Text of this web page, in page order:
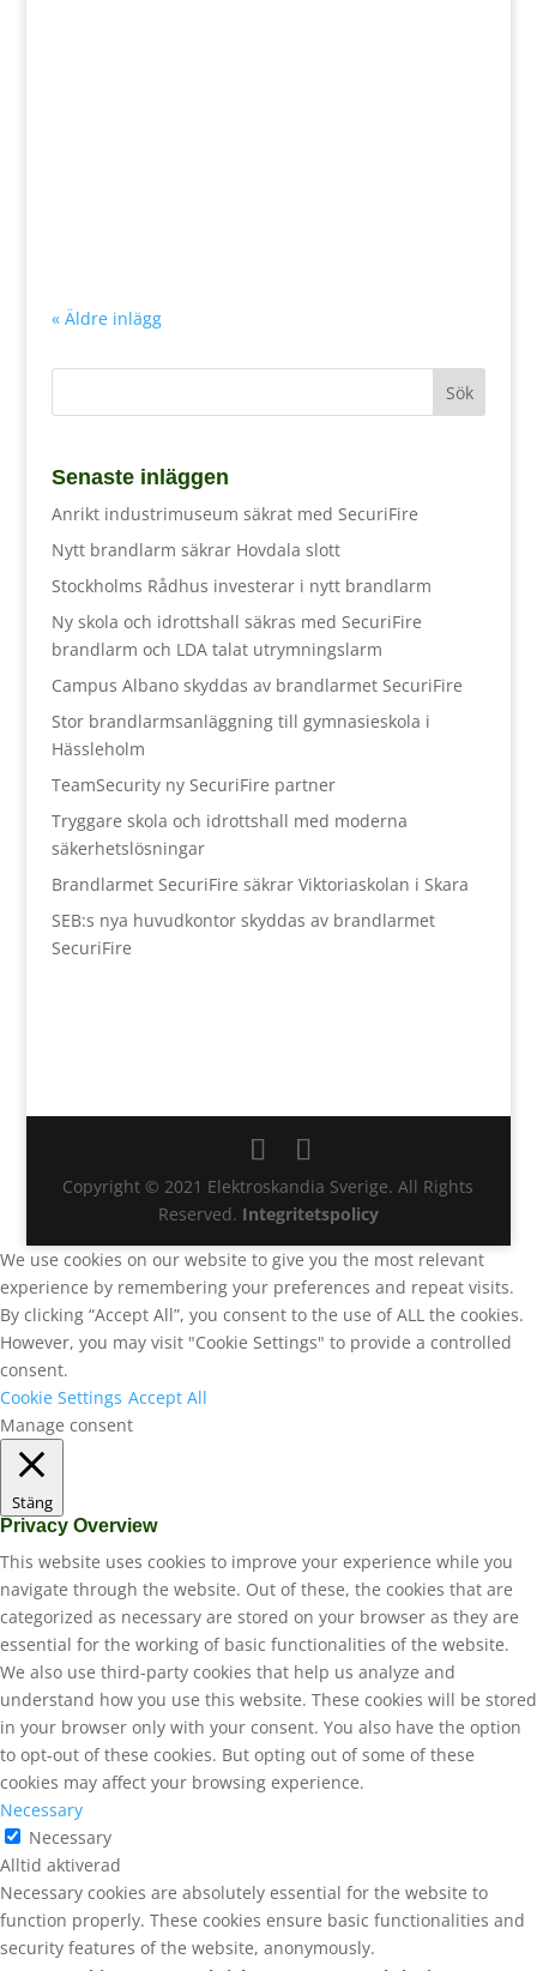
« Äldre inlägg
Senaste inläggen
Anrikt industrimuseum säkrat med SecuriFire
Nytt brandlarm säkrar Hovdala slott
Stockholms Rådhus investerar i nytt brandlarm
Ny skola och idrottshall säkras med SecuriFire
brandlarm och LDA talat utrymningslarm
Campus Albano skyddas av brandlarmet SecuriFire
Stor brandlarmsanläggning till gymnasieskola i
Hässleholm
TeamSecurity ny SecuriFire partner
Tryggare skola och idrottshall med moderna
säkerhetslösningar
Brandlarmet SecuriFire säkrar Viktoriaskolan i Skara
SEB:s nya huvudkontor skyddas av brandlarmet
SecuriFire
Copyright © 2021 Elektroskandia Sverige. All Rights
Reserved. Integritetspolicy
We use cookies on our website to give you the most relevant
experience by remembering your preferences and repeat visits.
By clicking “Accept All”, you consent to the use of ALL the cookies.
However, you may visit "Cookie Settings" to provide a controlled
consent.
Cookie Settings Accept All
Manage consent
Stäng
Privacy Overview
This website uses cookies to improve your experience while you
navigate through the website. Out of these, the cookies that are
categorized as necessary are stored on your browser as they are
essential for the working of basic functionalities of the website.
We also use third-party cookies that help us analyze and
understand how you use this website. These cookies will be stored
in your browser only with your consent. You also have the option
to opt-out of these cookies. But opting out of some of these
cookies may affect your browsing experience.
Necessary
Necessary
Alltid aktiverad
Necessary cookies are absolutely essential for the website to
function properly. These cookies ensure basic functionalities and
security features of the website, anonymously.